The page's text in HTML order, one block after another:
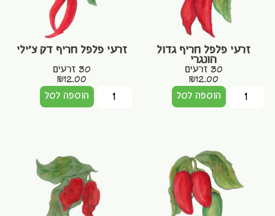
זרעי פלפל חריף גדול
הונגרי
30 זרעים
₪12.00
הוספה לסל
זרעי פלפל חריף דק צ'ילי
30 זרעים
₪12.00
הוספה לסל